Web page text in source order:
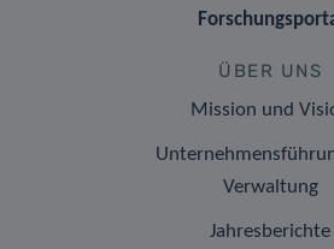
ÜBER UNS
Mission und
Verwaltung
Jahresberichte